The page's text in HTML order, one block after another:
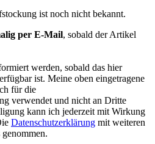
ist noch nicht bekannt.
per E-Mail, sobald der Artikel
werden, sobald das hier
ist. Meine oben eingetragene
für die
verwendet und nicht an Dritte
kann ich jederzeit mit Wirkung
Datenschutzerklärung mit weiteren